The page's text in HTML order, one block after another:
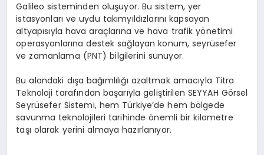
Galileo sisteminden oluşuyor. Bu sistem, yer
istasyonları ve uydu takımyıldızlarını kapsayan
altyapısıyla hava araçlarına ve hava trafik yönetimi
operasyonlarına destek sağlayan konum, seyrüsefer
ve zamanlama (PNT) bilgilerini sunuyor.
​Bu alandaki dışa bağımlılığı azaltmak amacıyla Titra
Teknoloji tarafından başarıyla geliştirilen SEYYAH Görsel
Seyrüsefer Sistemi, hem Türkiye’de hem bölgede
savunma teknolojileri tarihinde önemli bir kilometre
taşı olarak yerini almaya hazırlanıyor.